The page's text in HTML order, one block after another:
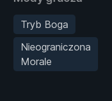
Tryb Boga
Nieograniczona
Morale